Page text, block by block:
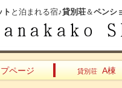
ト と泊まれる宿♪貸別荘＆ペンシ
プページ 貸別荘 A棟